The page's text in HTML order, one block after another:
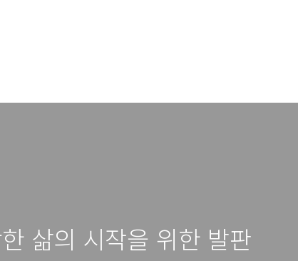
삶의 시작을 위한 발판